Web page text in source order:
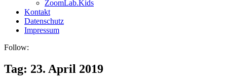
ZoomLab.Kids
Kontakt
Datenschutz
Impressum
Follow:
Tag: 23. April 2019